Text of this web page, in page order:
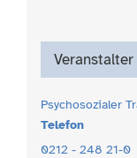
Veranstalter
Psychosozialer
Telefon
0212 - 248 21-0